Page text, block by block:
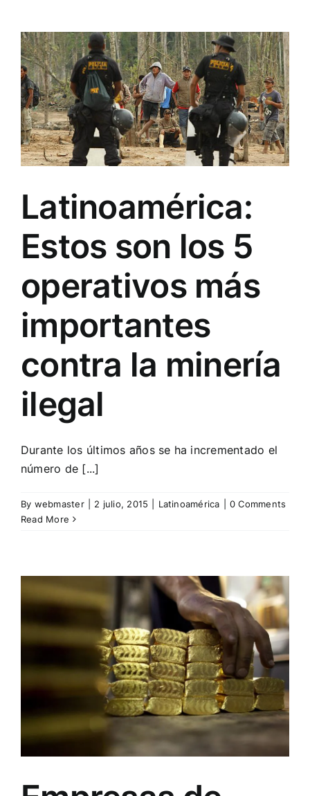
Latinoamérica:
Estos son los 5
operativos más
importantes
contra la minería
ilegal
Durante los últimos años se ha incrementado el
número de [...]
By webmaster 2 julio, 2015 Latinoamérica
0 Comments
Read More